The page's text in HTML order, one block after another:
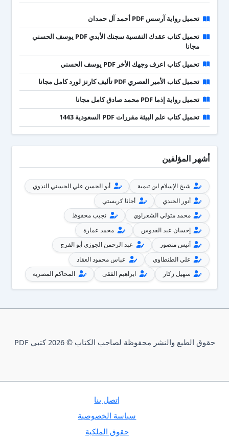
تحميل رواية آرسس PDF أحمد آل حمدان
تحميل كتاب عقدك النفسية سجنك الأبدي PDF يوسف الحسني
مجانا
تحميل كتاب اعرف وجهك الأخر PDF يوسف الحسني
تحميل كتاب الأمير العصري PDF تأليف كارنز لورد كامل مجانا
تحميل رواية إذما PDF محمد صادق كامل مجانا
تحميل كتاب علم البيئة مقررات PDF السعودية 1443
أشهر المؤلفين
شيخ الإسلام ابن تيمية
أبو الحسن علي الحسني الندوي
أنور الجندي
أجاثا كريستي
محمد متولي الشعراوي
نجيب محفوظ
إحسان عبد القدوس
محمد عمارة
أنيس منصور
عبد الرحمن الجوزي أبو الفرج
علي الطنطاوي
عباس محمود العقاد
سهيل زكار
ابراهيم الفقى المحاكم المصرية
حقوق الطبع والنشر محفوظة لصاحب الكتاب © 2026 كتبي PDF
إتصل بنا
سياسة الخصوصية
حقوق الملكية